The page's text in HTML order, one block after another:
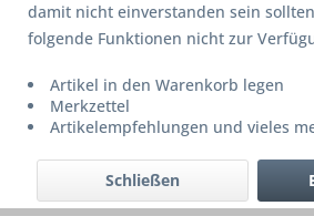
damit nicht einverstanden sein
folgende Funktionen nicht zur
Artikel in den Warenkorb legen
Merkzettel
Artikelempfehlungen und vieles
Schließen